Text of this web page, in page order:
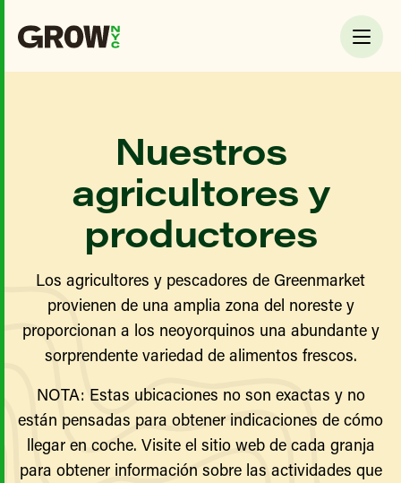
Nuestros
agricultores y
productores
Los agricultores y pescadores de Greenmarket
provienen de una amplia zona del noreste y
proporcionan a los neoyorquinos una abundante y
sorprendente variedad de alimentos frescos.
NOTA: Estas ubicaciones no son exactas y no
están pensadas para obtener indicaciones de cómo
llegar en coche. Visite el sitio web de cada granja
para obtener información sobre las actividades que